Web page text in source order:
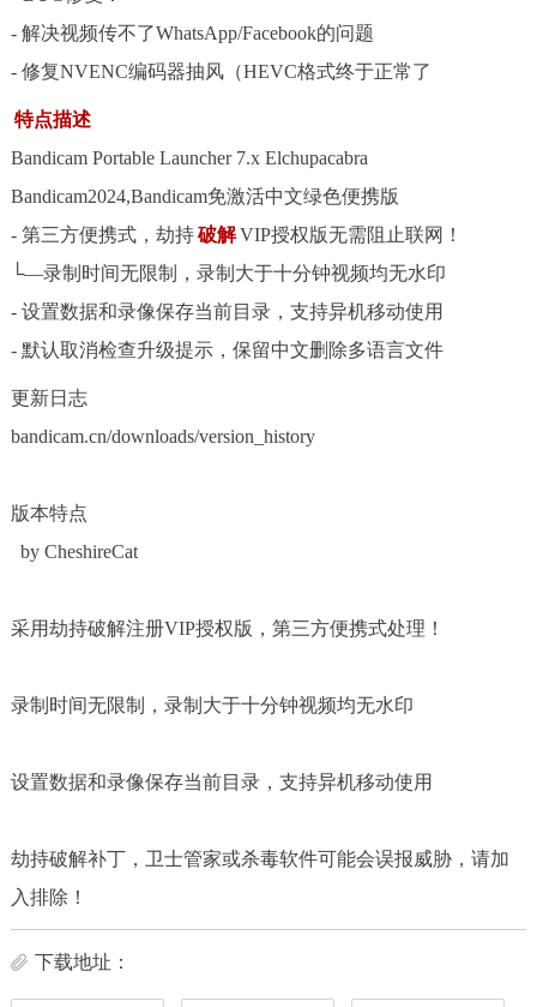
- 解决视频传不了WhatsApp/Facebook的问题
- 修复NVENC编码器抽风（HEVC格式终于正常了
特点描述
Bandicam Portable Launcher 7.x Elchupacabra
Bandicam2024,Bandicam免激活中文绿色便携版
- 第三方便携式，劫持破解VIP授权版无需阻止联网！
└—录制时间无限制，录制大于十分钟视频均无水印
- 设置数据和录像保存当前目录，支持异机移动使用
- 默认取消检查升级提示，保留中文删除多语言文件
更新日志
bandicam.cn/downloads/version_history
版本特点
by CheshireCat
采用劫持破解注册VIP授权版，第三方便携式处理！
录制时间无限制，录制大于十分钟视频均无水印
设置数据和录像保存当前目录，支持异机移动使用
劫持破解补丁，卫士管家或杀毒软件可能会误报威胁，请加
入排除！
下载地址：